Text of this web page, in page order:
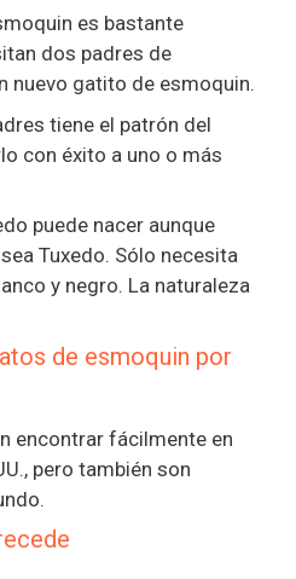
es bastante
dos padres de
nuevo gatito de esmoquin.
tiene el patrón del
con éxito a uno o más
puede nacer aunque
Tuxedo. Sólo necesita
y negro. La naturaleza
de esmoquin por
encontrar fácilmente en
pero también son